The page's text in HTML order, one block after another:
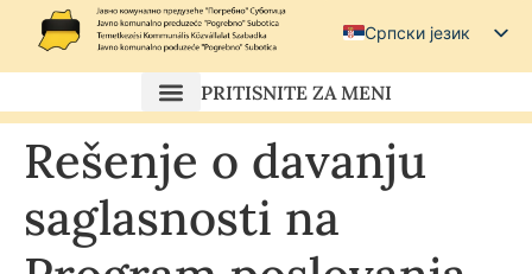
Српски језик
Српски (ћирилица)
Magyar
Hrvatski
PRITISNITE ZA MENI
Rešenje o davanju
saglasnosti na